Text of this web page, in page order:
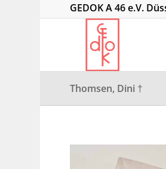
GEDOK A 46 e.V.
Thomsen, Dini †